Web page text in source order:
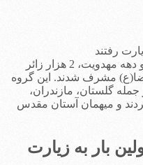
رفتند
همزمان با فرا رسیدن اعیاد شعبانیه و دهه مهدویت، 2 هزار زائر
مشرف شدند. این گروه
گلستان، مازندران،
و میهمان آستان مقدس
بار به زیارت